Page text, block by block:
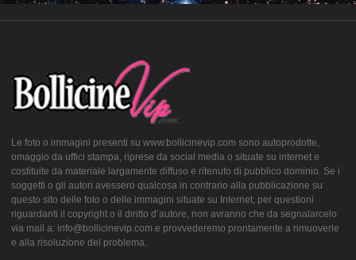
Le foto o immagini presenti su www.bollicinevip.com sono autoprodotte,
omaggio da uffici stampa, riprese da social media o situate su internet e
costituite da materiale largamente diffuso e ritenuto di pubblico dominio. Se i
soggetti o gli autori avessero qualcosa in contrario alla pubblicazione su
questo sito delle foto o delle immagini situate su Internet, per questioni
riguardanti il copyright o il diritto d’autore, non avranno che da segnalarcelo
via mail a: info@bollicinevip.com e provvederemo prontamente a rimuoverle
e alla risoluzione del problema.